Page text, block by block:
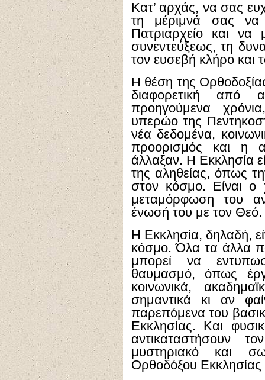
Κατ’ αρχάς, να σας
τη μέριμνά σας να
Πατριαρχείο και
συνεντεύξεως, τη
τον ευσεβή κλήρο και
Η θέση της
διαφορετική
προηγούμενα
υπερώο της
νέα δεδομένα,
προορισμός και η
άλλαξαν. Η Εκκλησία
της αληθείας, όπως
στον κόσμο. Είναι ο
μεταμόρφωση του
ένωσή του με τον Θεό.
Η Εκκλησία, δηλαδή,
κόσμο. Όλα τα άλλα
μπορεί να
θαυμασμό, όπως
κοινωνικά,
σημαντικά κι αν
παρεπόμενα του
Εκκλησίας. Και
αντικαταστήσουν
μυστηριακό και
Ορθοδόξου Εκκλησίας